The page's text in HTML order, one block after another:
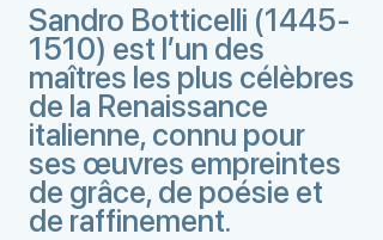
Sandro Botticelli (1445-
1510) est l’un des
maîtres les plus célèbres
de la Renaissance
italienne, connu pour
ses œuvres empreintes
de grâce, de poésie et
de raffinement.